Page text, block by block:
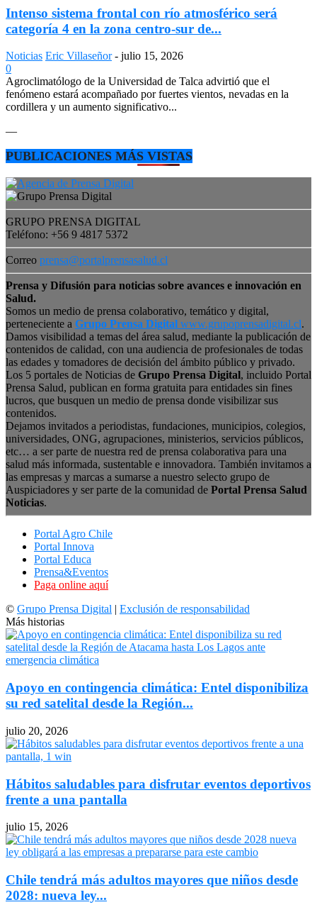
Intenso sistema frontal con río atmosférico será
categoría 4 en la zona centro-sur de...
Noticias Eric Villaseñor - julio 15, 2026
0
Agroclimatólogo de la Universidad de Talca advirtió que el
fenómeno estará acompañado por fuertes vientos, nevadas en la
cordillera y un aumento significativo...
—
PUBLICACIONES MÁS VISTAS
GRUPO PRENSA DIGITAL
Teléfono: +56 9 4817 5372
Correo prensa@portalprensasalud.cl
Prensa y Difusión para noticias sobre avances e innovación en
Salud.
Somos un medio de prensa colaborativo, temático y digital,
perteneciente a Grupo Prensa Digital www.grupoprensadigital.cl.
Damos visibilidad a temas del área salud, mediante la publicación de
contenidos de calidad, con una audiencia de profesionales de todas
las edades y tomadores de decisión del ámbito público y privado.
Los 5 portales de Noticias de Grupo Prensa Digital, incluido Portal
Prensa Salud, publican en forma gratuita para entidades sin fines
lucros, que busquen un medio de prensa donde visibilizar sus
contenidos.
Dejamos invitados a periodistas, fundaciones, municipios, colegios,
universidades, ONG, agrupaciones, ministerios, servicios públicos,
etc… a ser parte de nuestra red de prensa colaborativa para una
salud más informada, sustentable e innovadora. También invitamos a
las empresas y marcas a sumarse a nuestro selecto grupo de
Auspiciadores y ser parte de la comunidad de Portal Prensa Salud
Noticias.
Portal Agro Chile
Portal Innova
Portal Educa
Prensa&Eventos
Paga online aquí
© Grupo Prensa Digital | Exclusión de responsabilidad
Más historias
Apoyo en contingencia climática: Entel disponibiliza
su red satelital desde la Región...
julio 20, 2026
Hábitos saludables para disfrutar eventos deportivos
frente a una pantalla
julio 15, 2026
Chile tendrá más adultos mayores que niños desde
2028: nueva ley...